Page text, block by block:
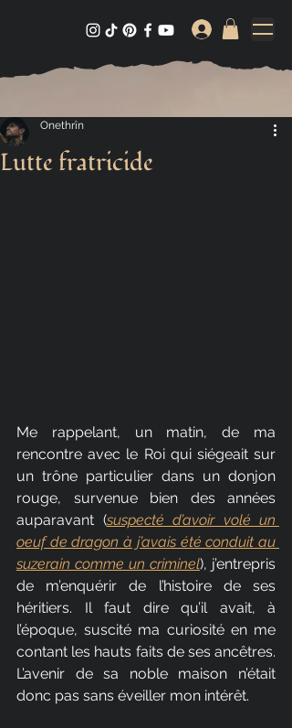
Lutte fratricide
Onethrîn
Me rappelant, un matin, de ma
rencontre avec le Roi qui siégeait sur
un trône particulier dans un donjon
rouge, survenue bien des années
auparavant (suspecté d’avoir volé un
oeuf de dragon à j’avais été conduit au
suzerain comme un criminel), j’entrepris
de m’enquérir de l’histoire de ses
héritiers. Il faut dire qu’il avait, à
l’époque, suscité ma curiosité en me
contant les hauts faits de ses ancêtres.
L’avenir de sa noble maison n’était
donc pas sans éveiller mon intérêt.